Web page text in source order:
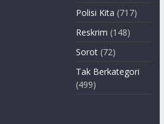
Polisi Kita (717)
Reskrim (148)
Sorot (72)
Tak Berkategori
(499)